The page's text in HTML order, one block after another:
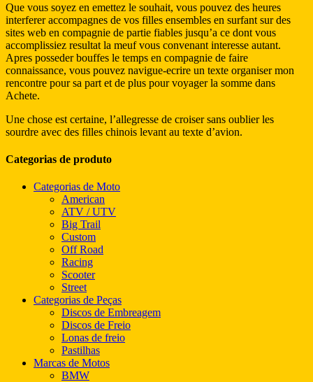
Que vous soyez en emettez le souhait, vous pouvez des heures
interferer accompagnes de vos filles ensembles en surfant sur des
sites web en compagnie de partie fiables jusqu’a ce dont vous
accomplissiez resultat la meuf vous convenant interesse autant.
Apres posseder bouffes le temps en compagnie de faire
connaissance, vous pouvez navigue-ecrire un texte organiser mon
rencontre pour sa part et de plus pour voyager la somme dans
Achete.
Une chose est certaine, l’allegresse de croiser sans oublier les
sourdre avec des filles chinois levant au texte d’avion.
Categorias de produto
Categorias de Moto
American
ATV / UTV
Big Trail
Custom
Off Road
Racing
Scooter
Street
Categorias de Peças
Discos de Embreagem
Discos de Freio
Lonas de freio
Pastilhas
Marcas de Motos
BMW